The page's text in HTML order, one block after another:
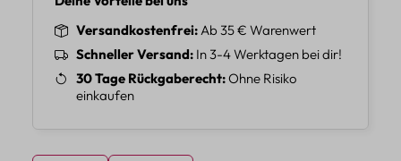
Versandkostenfrei Ab 35 € Warenwert
Schneller Versand In 3-4 Werktagen bei dir!
30 Tage Rückgaberecht Ohne Risiko
einkaufen